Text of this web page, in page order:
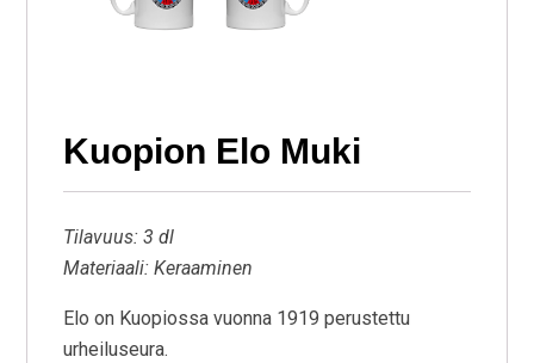
Kuopion Elo Muki
Tilavuus: 3 dl
Materiaali: Keraaminen
Elo on Kuopiossa vuonna 1919 perustettu
urheiluseura.